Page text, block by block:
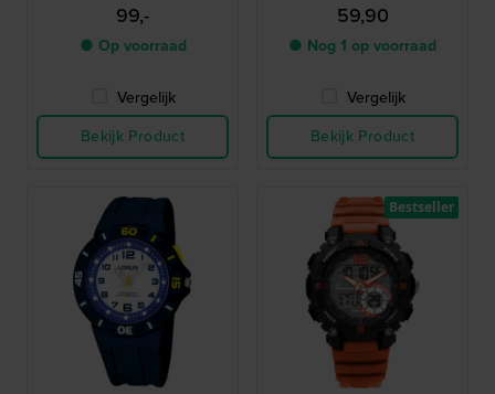
99,-
● Op voorraad
Vergelijk
Bekijk Product
59,90
● Nog 1 op voorraad
Vergelijk
Bekijk Product
Bestseller